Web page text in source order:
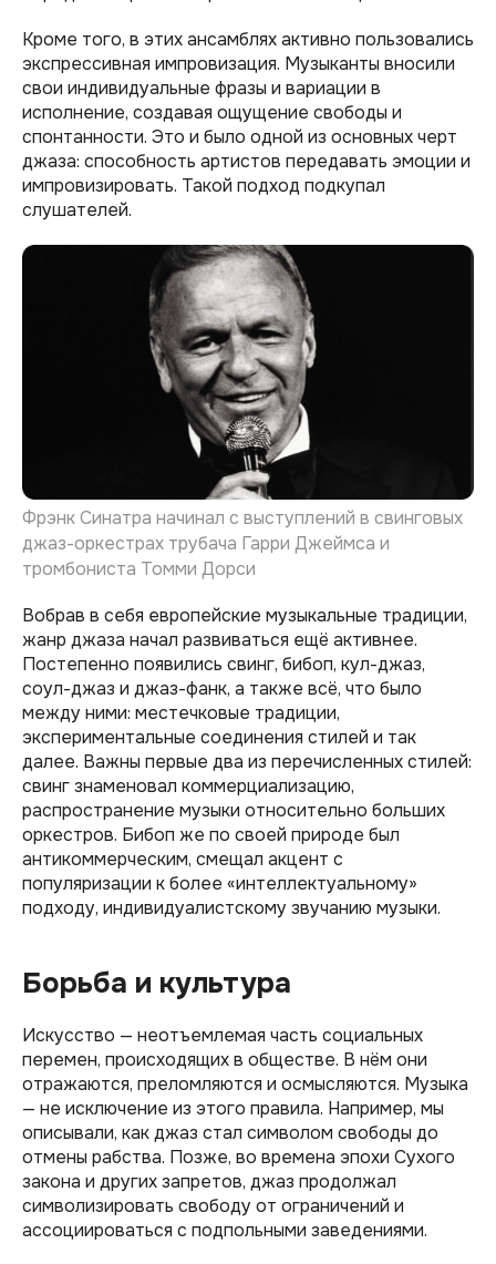
Кроме того, в этих ансамблях активно пользовались
экспрессивная импровизация. Музыканты вносили
свои индивидуальные фразы и вариации в
исполнение, создавая ощущение свободы и
спонтанности. Это и было одной из основных черт
джаза: способность артистов передавать эмоции и
импровизировать. Такой подход подкупал
слушателей.
Фрэнк Синатра начинал с выступлений в свинговых
джаз-оркестрах трубача Гарри Джеймса и
тромбониста Томми Дорси
Вобрав в себя европейские музыкальные традиции,
жанр джаза начал развиваться ещё активнее.
Постепенно появились свинг, бибоп, кул-джаз,
соул-джаз и джаз-фанк, а также всё, что было
между ними: местечковые традиции,
экспериментальные соединения стилей и так
далее. Важны первые два из перечисленных стилей:
свинг знаменовал коммерциализацию,
распространение музыки относительно больших
оркестров. Бибоп же по своей природе был
антикоммерческим, смещал акцент с
популяризации к более «интеллектуальному»
подходу, индивидуалистскому звучанию музыки.
Борьба и культура
Искусство — неотъемлемая часть социальных
перемен, происходящих в обществе. В нём они
отражаются, преломляются и осмысляются. Музыка
— не исключение из этого правила. Например, мы
описывали, как джаз стал символом свободы до
отмены рабства. Позже, во времена эпохи Сухого
закона и других запретов, джаз продолжал
символизировать свободу от ограничений и
ассоциироваться с подпольными заведениями.